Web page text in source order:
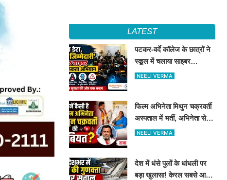
LATEST
पटकर-वर्दे कॉलेज के छात्रों ने
स्कूल में चलाया साइबर
जागरूकता अभियान, डिजिटल
NEELI VERMA
फिल्म अभिनेता मिथुन चक्रवर्ती
अस्पताल में भर्ती, अभिनेता से
मिले CM शुभेंदु अधिकारी
NEELI VERMA
देश में धंसे पुलों के धांधली पर
बड़ा खुलासा! केरल सबसे आगे,